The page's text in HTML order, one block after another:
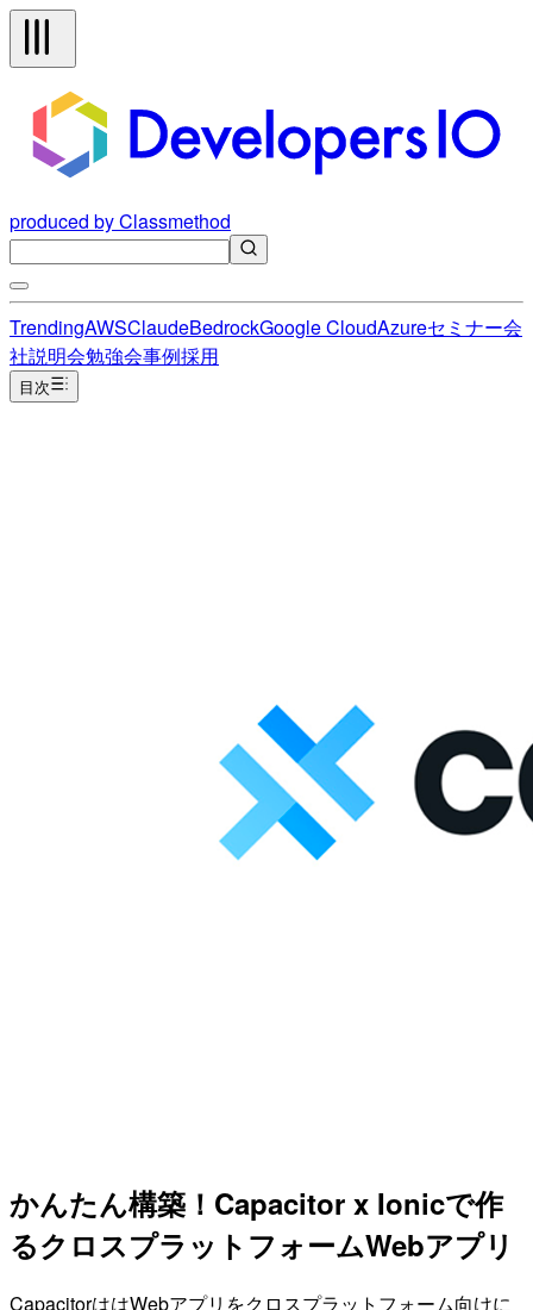
produced by Classmethod
TrendingAWSClaudeBedrockGoogle CloudAzureセミナー会
社説明会勉強会事例採用
目次
かんたん構築！Capacitor x Ionicで作
るクロスプラットフォームWebアプリ
CapacitorははWebアプリをクロスプラットフォーム向けに